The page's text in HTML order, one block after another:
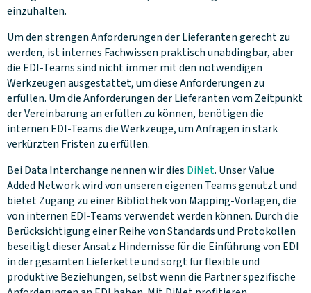
einzuhalten.
Um den strengen Anforderungen der Lieferanten gerecht zu
werden, ist internes Fachwissen praktisch unabdingbar, aber
die EDI-Teams sind nicht immer mit den notwendigen
Werkzeugen ausgestattet, um diese Anforderungen zu
erfüllen. Um die Anforderungen der Lieferanten vom Zeitpunkt
der Vereinbarung an erfüllen zu können, benötigen die
internen EDI-Teams die Werkzeuge, um Anfragen in stark
verkürzten Fristen zu erfüllen.
Bei Data Interchange nennen wir dies DiNet. Unser Value
Added Network wird von unseren eigenen Teams genutzt und
bietet Zugang zu einer Bibliothek von Mapping-Vorlagen, die
von internen EDI-Teams verwendet werden können. Durch die
Berücksichtigung einer Reihe von Standards und Protokollen
beseitigt dieser Ansatz Hindernisse für die Einführung von EDI
in der gesamten Lieferkette und sorgt für flexible und
produktive Beziehungen, selbst wenn die Partner spezifische